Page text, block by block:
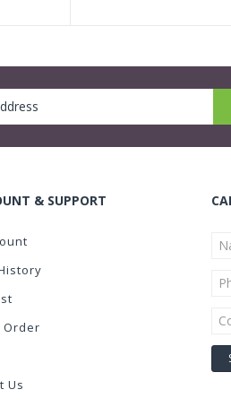
& SUPPORT
Order
Us